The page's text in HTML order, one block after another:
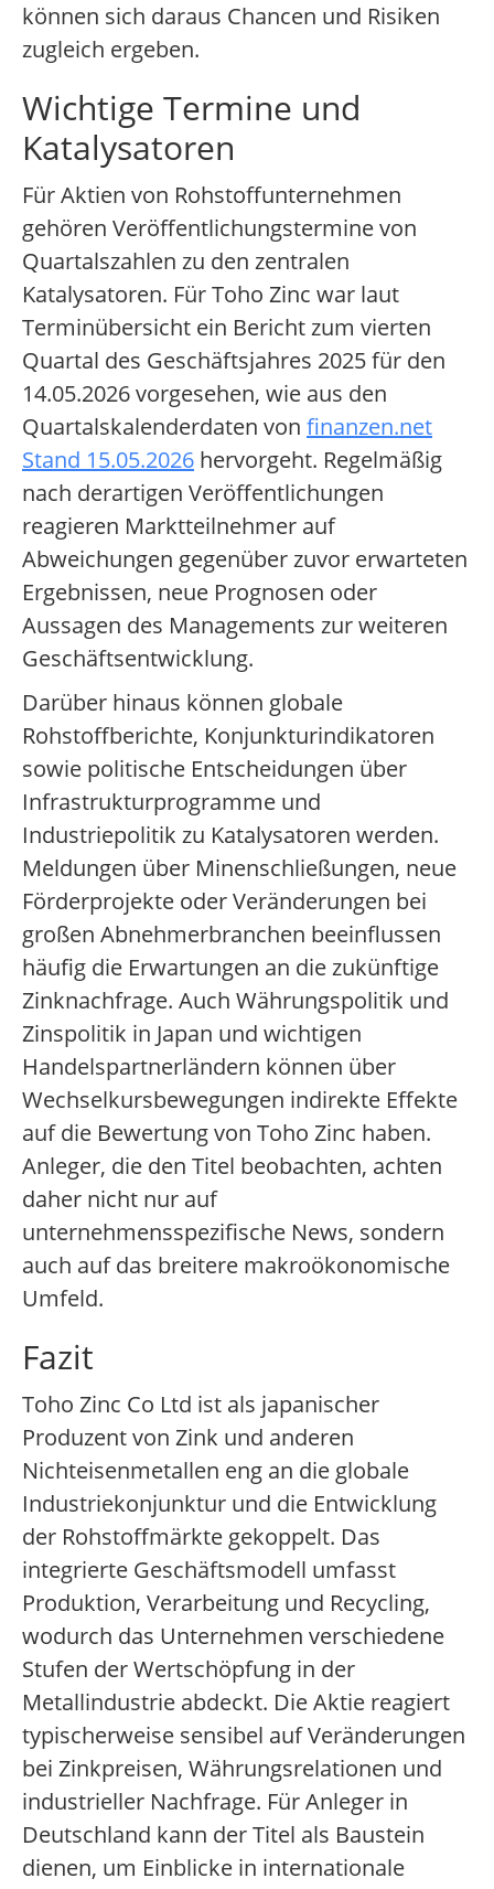
können sich daraus Chancen und Risiken
zugleich ergeben.
Wichtige Termine und
Katalysatoren
Für Aktien von Rohstoffunternehmen
gehören Veröffentlichungstermine von
Quartalszahlen zu den zentralen
Katalysatoren. Für Toho Zinc war laut
Terminübersicht ein Bericht zum vierten
Quartal des Geschäftsjahres 2025 für den
14.05.2026 vorgesehen, wie aus den
Quartalskalenderdaten von finanzen.net
Stand 15.05.2026 hervorgeht. Regelmäßig
nach derartigen Veröffentlichungen
reagieren Marktteilnehmer auf
Abweichungen gegenüber zuvor erwarteten
Ergebnissen, neue Prognosen oder
Aussagen des Managements zur weiteren
Geschäftsentwicklung.
Darüber hinaus können globale
Rohstoffberichte, Konjunkturindikatoren
sowie politische Entscheidungen über
Infrastrukturprogramme und
Industriepolitik zu Katalysatoren werden.
Meldungen über Minenschließungen, neue
Förderprojekte oder Veränderungen bei
großen Abnehmerbranchen beeinflussen
häufig die Erwartungen an die zukünftige
Zinknachfrage. Auch Währungspolitik und
Zinspolitik in Japan und wichtigen
Handelspartnerländern können über
Wechselkursbewegungen indirekte Effekte
auf die Bewertung von Toho Zinc haben.
Anleger, die den Titel beobachten, achten
daher nicht nur auf
unternehmensspezifische News, sondern
auch auf das breitere makroökonomische
Umfeld.
Fazit
Toho Zinc Co Ltd ist als japanischer
Produzent von Zink und anderen
Nichteisenmetallen eng an die globale
Industriekonjunktur und die Entwicklung
der Rohstoffmärkte gekoppelt. Das
integrierte Geschäftsmodell umfasst
Produktion, Verarbeitung und Recycling,
wodurch das Unternehmen verschiedene
Stufen der Wertschöpfung in der
Metallindustrie abdeckt. Die Aktie reagiert
typischerweise sensibel auf Veränderungen
bei Zinkpreisen, Währungsrelationen und
industrieller Nachfrage. Für Anleger in
Deutschland kann der Titel als Baustein
dienen, um Einblicke in internationale